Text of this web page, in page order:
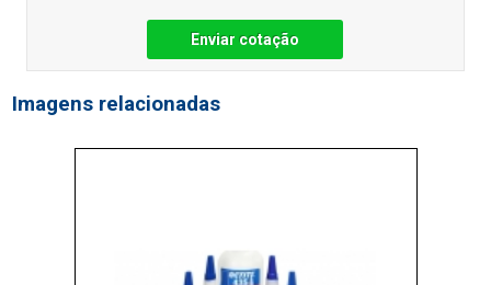
Enviar cotação
Imagens relacionadas